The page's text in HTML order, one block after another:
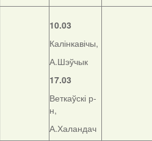
10.03
Калінкавічы,
А.Шэўчык
17.03
Веткаўскі р-
н,
А.Халандач